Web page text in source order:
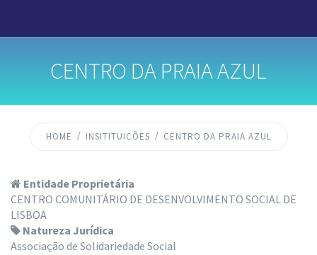
CENTRO DA PRAIA AZUL
HOME INSITITUICÕES CENTRO DA PRAIA AZUL
Entidade Proprietária
CENTRO COMUNITÁRIO DE DESENVOLVIMENTO SOCIAL DE
LISBOA
Natureza Jurídica
Associação de Solidariedade Social